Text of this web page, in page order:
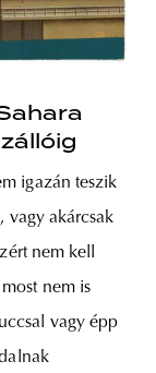
igazán teszik
vagy akárcsak
nem kell
nem is
vagy épp